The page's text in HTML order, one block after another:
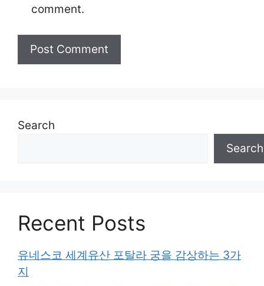
comment.
Search
Search
Recent Posts
유네스코 세계유산 포탈라 궁을 감상하는 3가
지